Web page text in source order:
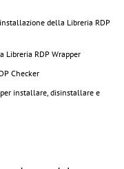
della Libreria RDP
Libreria RDP Wrapper
Checker
installare, disinstallare e